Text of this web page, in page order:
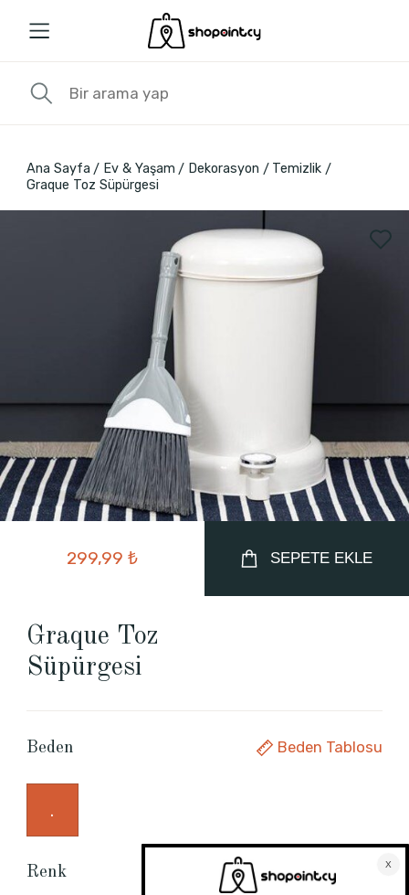
Ana Sayfa Ev & Yaşam Dekorasyon
Temizlik
Graque Toz Süpürgesi
299,99 ₺ SEPETE EKLE
Graque Toz
Süpürgesi
Beden Beden Tablosu
.
Renk